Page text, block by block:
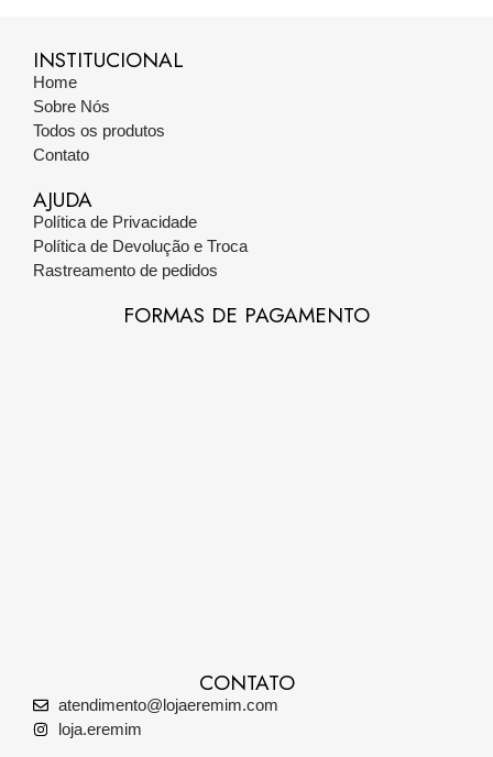
INSTITUCIONAL
Home
Sobre Nós
Todos os produtos
Contato
AJUDA
Política de Privacidade
Política de Devolução e Troca
Rastreamento de pedidos
FORMAS DE PAGAMENTO
CONTATO
atendimento@lojaeremim.com
loja.eremim